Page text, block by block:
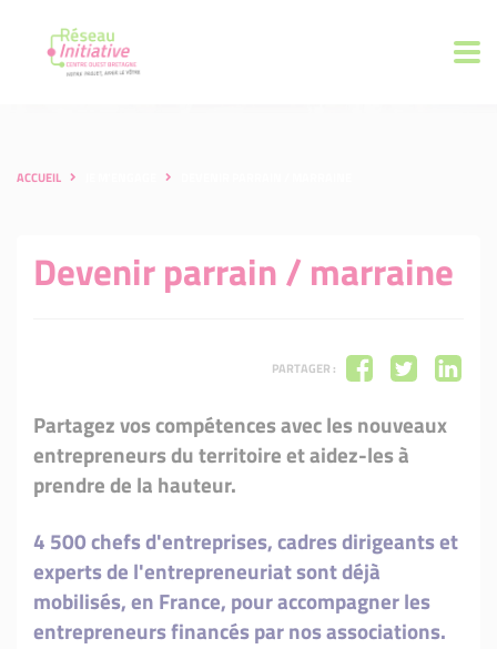
ACCUEIL
Devenir parrain / marraine
PARTAGER :
Partagez vos compétences avec les nouveaux
entrepreneurs du territoire et aidez-les à
prendre de la hauteur.
4 500 chefs d'entreprises, cadres dirigeants et
experts de l'entrepreneuriat sont déjà
mobilisés, en France, pour accompagner les
entrepreneurs financés par nos associations.